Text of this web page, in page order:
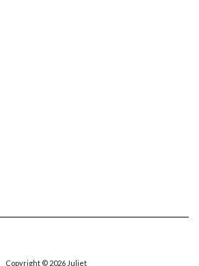
Copyright © 2026 Juliet